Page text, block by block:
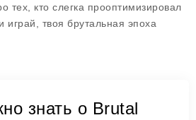
тех, кто слегка прооптимизировал
играй, твоя брутальная эпоха
знать о Brutal